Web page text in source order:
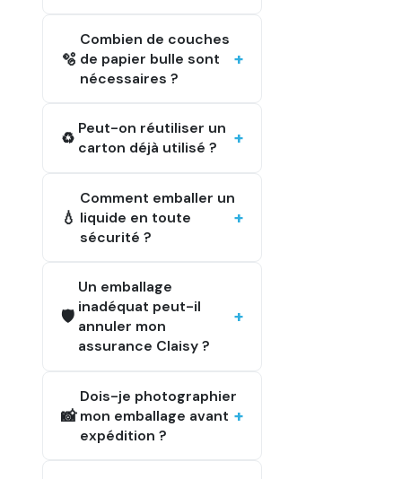
🫧
Combien de couches
de papier bulle sont
nécessaires ?
♻️
Peut-on réutiliser un
carton déjà utilisé ?
💧
Comment emballer un
liquide en toute
sécurité ?
🛡️
Un emballage
inadéquat peut-il
annuler mon
assurance Claisy ?
📸
Dois-je photographier
mon emballage avant
expédition ?